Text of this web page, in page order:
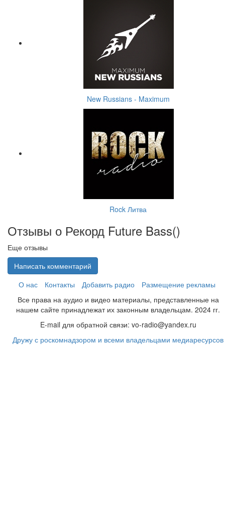
New Russians - Maximum
Rock Литва
Отзывы о Рекорд Future Bass()
Еще отзывы
Написать комментарий
О нас
Контакты Добавить радио
Размещение рекламы
Все права на аудио и видео материалы, представленные на
нашем сайте принадлежат их законным владельцам. 2024 гг.
E-mail для обратной связи: vo-radio@yandex.ru
Дружу с роскомнадзором и всеми владельцами медиаресурсов